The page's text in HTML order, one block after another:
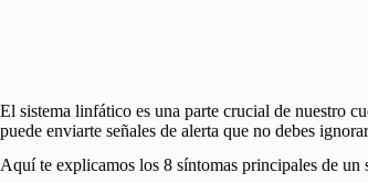
El sistema linfático es una parte crucial de nuestro
puede enviarte señales de alerta que no debes
Aquí te explicamos los 8 síntomas principales de